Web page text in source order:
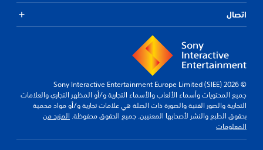
اتصال
© 2026 Sony Interactive Entertainment Europe Limited (SIEE)
جميع المحتويات وأسماء الألعاب والأسماء التجارية و/أو المظهر التجاري والعلامات
التجارية والصور الفنية والصورة ذات الصلة هي علامات تجارية و/أو مواد محمية
بحقوق الطبع والنشر لأصحابها المعنيين. جميع الحقوق محفوظة.المزيد من
المعلومات